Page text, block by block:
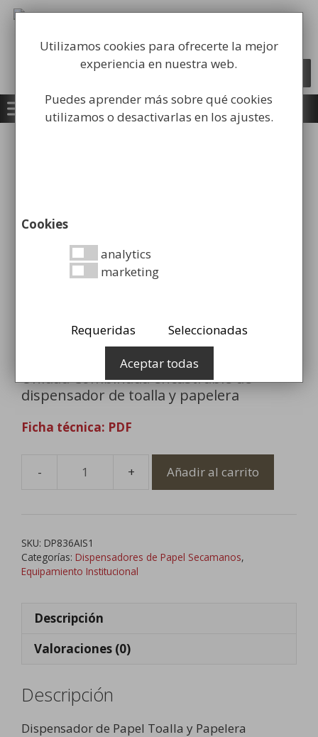
Saltar
contenido
equipamiento para la higiene industrial
Búsqueda
Papelera
y Papelera
Unidad Combinada encastrable de
dispensador de toalla y papelera
Ficha técnica: PDF
Dispensador
y
Papelera
Añadir al carrito
SKU: DP836AIS1
Categorías: Dispensadores de Papel Secamanos,
Equipamiento Institucional
Descripción
Valoraciones (0)
Descripción
Dispensador de Papel Toalla y Papelera
Utilizamos cookies para ofrecerte la mejor
experiencia en nuestra web.
Puedes aprender más sobre qué cookies
utilizamos o desactivarlas en los ajustes.
Cookies
analytics
marketing
Requeridas Seleccionadas
Aceptar todas